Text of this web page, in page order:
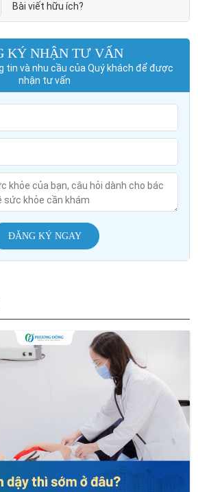
Bài viết hữu ích?
KÝ NHẬN TƯ VẤN
tin và nhu cầu của Quý khách để được
nhận tư vấn
ĐĂNG KÝ NGAY